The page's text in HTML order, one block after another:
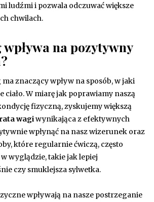
ludźmi i pozwala odczuwać większe
chwilach.
na pozytywny
znaczący wpływ na sposób, w jaki
ciało. W miarę jak poprawiamy naszą
fizyczną, zyskujemy większą
wagiwynikająca z efektywnych
wpłynąć na nasz wizerunek oraz
które regularnie ćwiczą, często
wyglądzie, takie jak lepiej
czy smuklejsza sylwetka.
wpływają na nasze postrzeganie